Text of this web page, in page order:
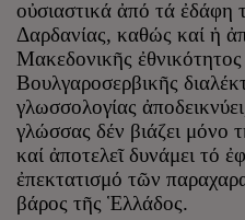
οὐσιαστικά ἀπό τά ἐδάφη
Δαρδανίας, καθώς καί ἡ
Μακεδονικῆς ἐθνικότητος
Βουλγαροσερβικῆς
γλωσσολογίας
γλώσσας δέν βιάζει μόνο
καί ἀποτελεῖ δυνάμει τό
ἐπεκτατισμό τῶν
βάρος τῆς Ἑλλάδος.